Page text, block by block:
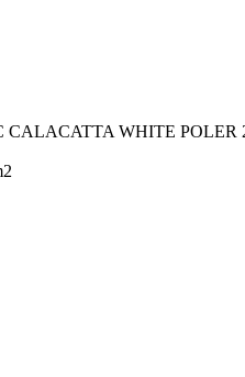
CALACATTA WHITE POLER